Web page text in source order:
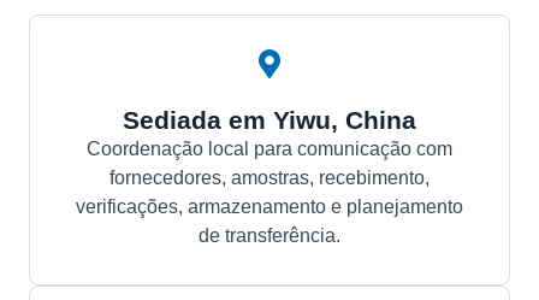
Sediada em Yiwu, China
Coordenação local para comunicação com
fornecedores, amostras, recebimento,
verificações, armazenamento e planejamento
de transferência.